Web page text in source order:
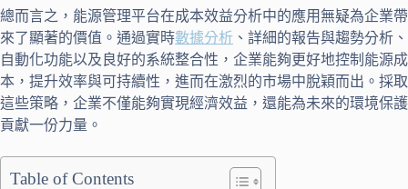
總而言之，能源管理平台在成本效益分析中的應用無疑為企業帶
來了顯著的價值。通過實時數據分析 、詳細的報告與趨勢分析、
自動化功能以及良好的系統整合性，企業能夠更好地控制能源成
本，提升效率與可持續性，進而在激烈的市場中脫穎而出。採取
這些策略，企業不僅能夠實現經濟效益，還能為未來的環境保護
貢獻一份力量。
Table of Contents